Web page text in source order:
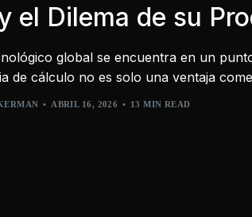
el Dilema de su
global se encuentra en un
de cálculo no es solo una ventaja
ABRIL 16, 2026 13 MIN READ